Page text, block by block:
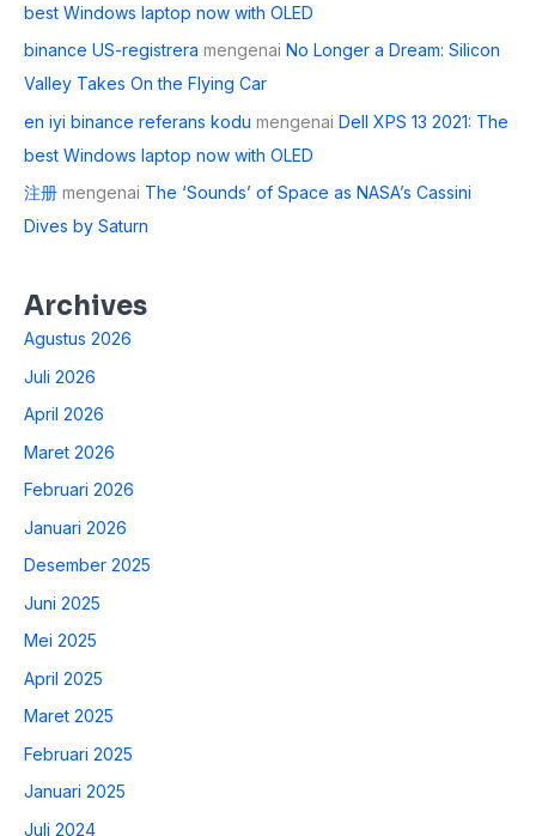
best Windows laptop now with OLED
binance US-registrera mengenai No Longer a Dream: Silicon
Valley Takes On the Flying Car
en iyi binance referans kodu mengenai Dell XPS 13 2021: The
best Windows laptop now with OLED
注册 mengenai The ‘Sounds’ of Space as NASA’s Cassini
Dives by Saturn
Archives
Agustus 2026
Juli 2026
April 2026
Maret 2026
Februari 2026
Januari 2026
Desember 2025
Juni 2025
Mei 2025
April 2025
Maret 2025
Februari 2025
Januari 2025
Juli 2024